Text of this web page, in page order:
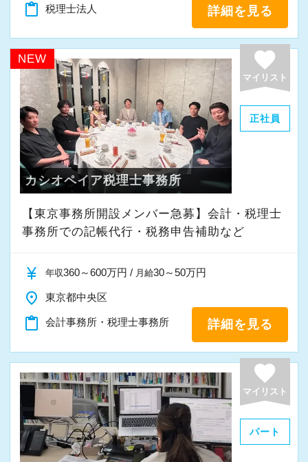
を感じながら、安心して長く働ける事務所であ
私たちと一緒に成長しながら働いてみません
か。
ご応募をお待ちしております！
content_paste 税理士法人 詳細を見る
NEW favorite
マイリスト
正社員
カシオペイア税理士事務所
【東京事務所開設メンバー急募】会計・税理士
事務所での記帳代行・税務申告補助など
currency_yen 年収360～600万円 / 月給30～50万円
place 東京都中央区
content_paste 会計事務所・税理士事務所 詳細を見る
favorite
マイリスト
パート